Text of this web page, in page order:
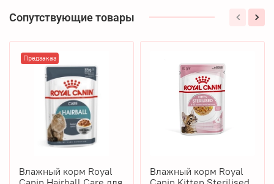
Сопутствующие товары
Предзаказ
Влажный корм Royal
Влажный корм Royal